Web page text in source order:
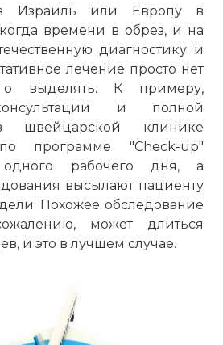
Израиль или Европу в
времени в обрез, и на
диагностику и
лечение просто нет
выделять. К примеру,
и полной
швейцарской клинике
программе "Check-up"
рабочего дня, а
высылают пациенту
Похожее обследование
может длиться
и это в лучшем случае.